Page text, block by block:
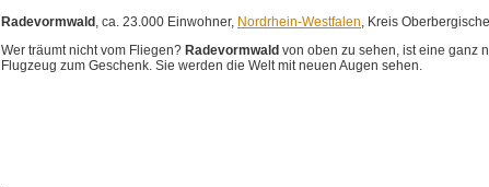
Radevormwald , ca. 23.000 Einwohner, Nordrhein-Westfalen, Kreis
Wer träumt nicht vom Fliegen? Radevormwald von oben zu sehen, ist eine ganz
Flugzeug zum Geschenk. Sie werden die Welt mit neuen Augen sehen.